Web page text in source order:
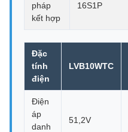
pháp
kết hợp
16S1P
Đặc
tính
điện
LVB10WTC
Điện
áp
danh
51,2V